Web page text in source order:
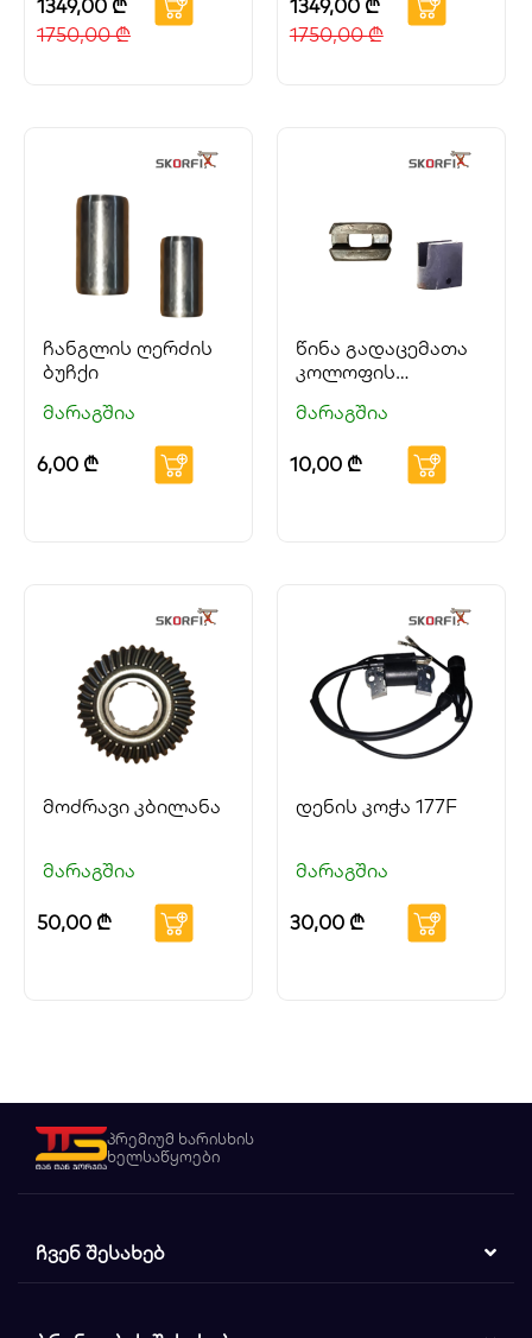
1349,00 ₾
1750,00₾
1349,00 ₾
1750,00₾
ჩანგლის ღერძის
ბუჩქი
მარაგშია
6,00 ₾
წინა გადაცემათა
კოლოფის
მარაგშია
10,00 ₾
მოძრავი კბილანა
მარაგშია
50,00 ₾
დენის კოჭა 177F
მარაგშია
30,00 ₾
პრემიუმ ხარისხის
ხელსაწყოები
ᲩᲕᲔᲜ ᲨᲔᲡᲐᲮᲔᲑ